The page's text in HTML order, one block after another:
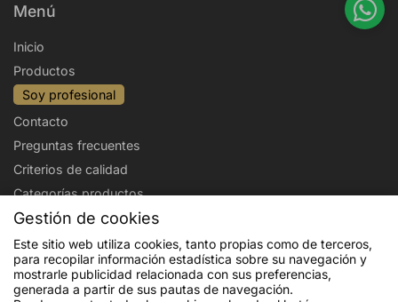
Gestión de cookies
Este sitio web utiliza cookies, tanto propias como de terceros,
para recopilar información estadística sobre su navegación y
mostrarle publicidad relacionada con sus preferencias,
generada a partir de sus pautas de navegación.
Menú
Inicio
Productos
Soy profesional
Contacto
Preguntas frecuentes
Criterios de calidad
Categorías productos
Aviso legal
Política de privacidad
Politica de cookies
Condiciones de venta
Envíos y devoluciones